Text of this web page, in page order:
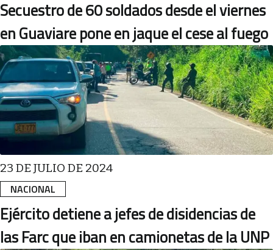
Secuestro de 60 soldados desde el viernes
en Guaviare pone en jaque el cese al fuego
NACIONAL
23 DE JULIO DE 2024
Ejército detiene a jefes de disidencias de
las Farc que iban en camionetas de la UNP